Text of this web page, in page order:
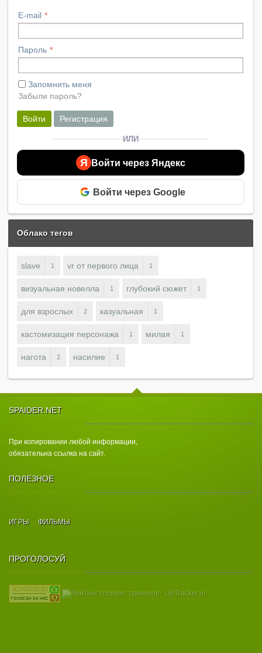
E-mail
Пароль
Запомнить меня
Забыли пароль?
Войти Регистрация
ИЛИ
Я Войти через Яндекс
Войти через Google
Облако тегов
slave 1 vr от первого лица 1
визуальная новелла 1 глубокий сюжет 1
для взрослых 2 казуальная 1
кастомизация персонажа 1 милая 1
нагота 2 насилие 1
SPAIDER.NET
При копировании любой информации,
обязательна ссылка на сайт.
ПОЛЕЗНОЕ
ИГРЫ ФИЛЬМЫ
ПРОГОЛОСУЙ